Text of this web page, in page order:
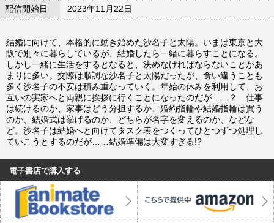
配信開始日 2023年11月22日
結婚に向けて、本格的に動き始めた沙名子と太陽。いまは東京と大
阪で別々に暮らしているが、結婚したら一緒に暮らすことになる。
しかし一緒に生活をするとなると、決めなければならないことがあ
まりに多い。交際は順調な沙名子と太陽だったが、食い違うことも
多く沙名子の不安は積み重なっていく。年始の休みを利用して、お
互いの実家へと両親に挨拶に行くことになったのだが……？ 仕事
は続けるのか、家事はどう分担するか、婚約指輪や結婚指輪は買う
のか、結婚式は挙げるのか、どちらが名字を変えるのか、などな
ど。沙名子は結婚へと向けてタスク表をつくってひとつずつ処理し
ていこうとするのだが……結婚準備は大変すぎる!?
電子書店で購入する